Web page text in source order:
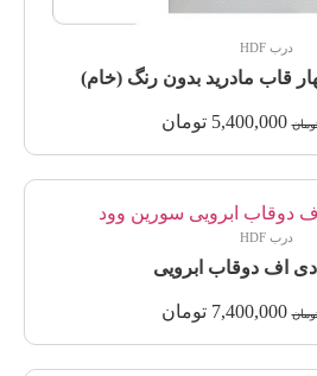
درب HDF
قاب مادرید بدون رنگ (خام)
5,400,000 تومان
درب HDF
اف دوقاب ابرویی
7,400,000 تومان